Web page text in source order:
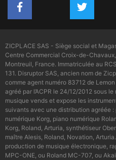
ZICPLACE SAS - Siège social et
Centre Commercial Croix-de-
Montreuil, France. Immatriculée au
131. Disruptor SAS, ancien nom de
comme agent numéro 83712 de
agréé par l’ACPR le 24/12/2012 sous
musique vends et expose les
suivants avec une distribution agréée
numérique Korg, piano numérique
Korg, Roland, Arturia, synthétiseur
maître Alesis, Roland, Novation,
production de musique électronique,
MPC-ONE, ou Roland MC-707, ou